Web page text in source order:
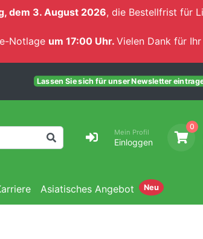
dem 3. August 2026, die Bestellfrist für
Notlage um 17:00 Uhr. Vielen Dank für
Lassen Sie sich für unser Newsletter
Mein Profil
Einloggen
0
Asiatisches Angebot Neu